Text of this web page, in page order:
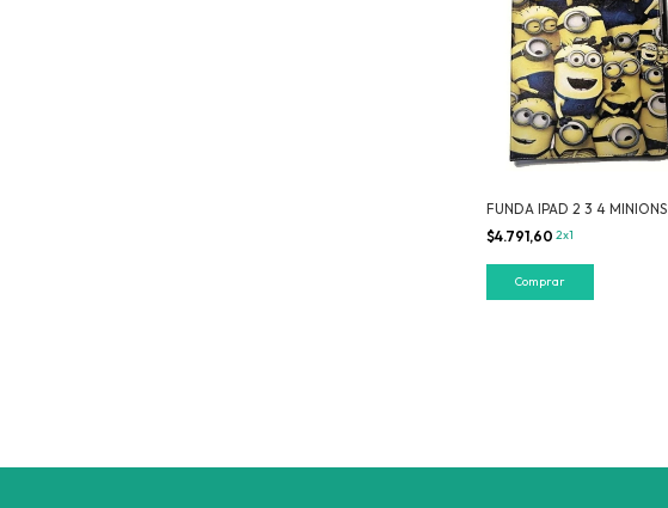
FUNDA IPAD 2 3 4 MINIONS
$4.791,60 2x1